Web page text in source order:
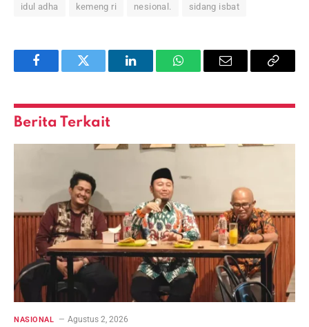
idul adha kemeng ri nesional. sidang isbat
FacebookTwitter LinkedInWhatsAppEmail
Copy
Berita Terkait
NASIONAL Agustus 2, 2026